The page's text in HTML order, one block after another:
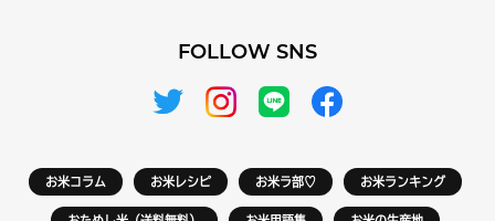
FOLLOW SNS
お米コラム お米レシピ お米ラ部♡ お米ランキング